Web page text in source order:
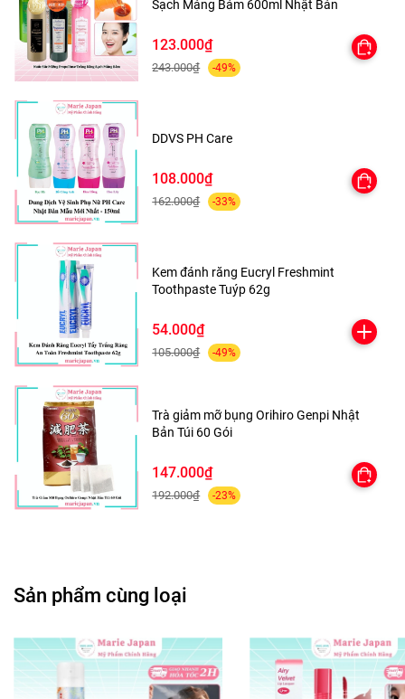
Thiết kế xinh xắn: Hình dáng trái cây ngộ nghĩnh, màu sắc
tươi sáng, tạo cảm giác vui vẻ khi sử dụng.
nhỏ vẫn có thể sử dụng.
🧴 CHẤT LIỆU
Lưới PE cao cấp, mềm mại, độ bền cao, an toàn cho da.
Lõi mút tạo độ phồng giúp tạo bọt nhanh chóng và dày
mịn.
📌 HƯỚNG DẪN SỬ DỤNG
Làm ướt bông tắm trước khi sử dụng.
Cho lượng sữa tắm vừa đủ lên bông tắm.
Nhẹ nhàng tạo bọt rồi massage lên da theo chuyển động
tròn.
Sạch Mảng Bám 600ml Nhật Bản
123.000₫
243.000₫ -49%
DDVS PH Care
108.000₫
162.000₫ -33%
Kem đánh răng Eucryl Freshmint
Toothpaste Tuýp 62g
54.000₫
105.000₫ -49%
Trà giảm mỡ bụng Orihiro Genpi Nhật
Bản Túi 60 Gói
147.000₫
192.000₫ -23%
Sản phẩm cùng loại